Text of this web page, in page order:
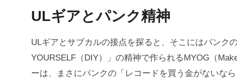
ULギアとパンク精神
ULギアとサブカルの接点を探ると、そこにはパンク
YOURSELF（DIY）」の精神で作られるMYOG（
ーは、まさにパンクの「レコードを買う金がないな